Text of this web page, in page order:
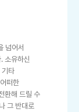
넘어서
소유하신
타
떠한
환해 드릴 수
그 반대로